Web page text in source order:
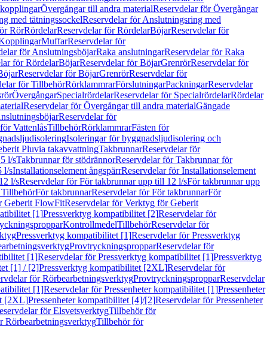
Övergångar till andra materialReservdelar för Övergångar
med tätningssockelReservdelar för Anslutningsring med
RörRördelarReservdelar för RördelarBöjarReservdelar för
MuffarReservdelar för
för AnslutningsböjarRaka anslutningarReservdelar för Raka
för RördelarBöjarReservdelar för BöjarGrenrörReservdelar för
Reservdelar för BöjarGrenrörReservdelar för
för TillbehörRörklammrarFörslutningarPackningarReservdelar
ÖvergångarSpecialrördelarReservdelar för SpecialrördelarRördelar
Reservdelar för Övergångar till andra materialGängade
Reservdelar för
VattenlåsTillbehörRörklammrarFästen för
Isoleringar för byggnadsljudisolering och
Pluvia takavvattningTakbrunnarReservdelar för
l/sTakbrunnar för stödrännorReservdelar för Takbrunnar för
l/sInstallationselement ångspärrReservdelar för Installationselement
l/sReservdelar för För takbrunnar upp till 12 l/sFör takbrunnar upp
För takbrunnarReservdelar för För takbrunnarFör
Geberit FlowFitReservdelar för Verktyg för Geberit
[1]Pressverktyg kompatibilitet [2]Reservdelar för
KontrollmedelTillbehörReservdelar för
Pressverktyg kompatibilitet [1]Reservdelar för Pressverktyg
ProvtryckningspropparReservdelar för
[1]Reservdelar för Pressverktyg kompatibilitet [1]Pressverktyg
[1] / [2]Pressverktyg kompatibilitet [2XL]Reservdelar för
för RörbearbetningsverktygProvtryckningspropparReservdelar
[1]Reservdelar för Pressenheter kompatibilitet [1]Pressenheter
[2XL]Pressenheter kompatibilitet [4]/[2]Reservdelar för Pressenheter
för ElsvetsverktygTillbehör för
RörbearbetningsverktygTillbehör för